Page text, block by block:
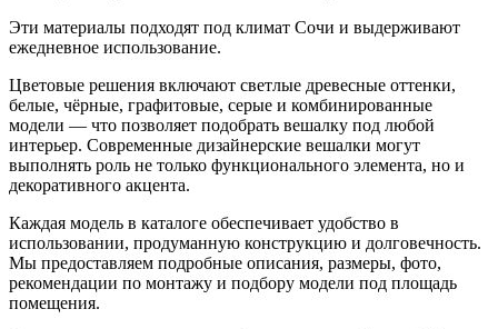
Эти материалы подходят под климат Сочи и выдерживают
ежедневное использование.
Цветовые решения включают светлые древесные оттенки,
белые, чёрные, графитовые, серые и комбинированные
модели — что позволяет подобрать вешалку под любой
интерьер. Современные дизайнерские вешалки могут
выполнять роль не только функционального элемента, но и
декоративного акцента.
Каждая модель в каталоге обеспечивает удобство в
использовании, продуманную конструкцию и долговечность.
Мы предоставляем подробные описания, размеры, фото,
рекомендации по монтажу и подбору модели под площадь
помещения.